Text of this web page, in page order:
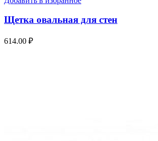
Щетка овальная для стен
614.00 ₽